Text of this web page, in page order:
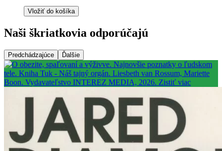
Vložiť do košíka
Naši škriatkovia odporúčajú
Predchádzajúce Ďalšie